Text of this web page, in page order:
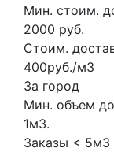
Мин. стоим.
2000 руб.
Стоим.
400руб./м3
За город
Мин. объем
1м3.
Заказы < 5м3